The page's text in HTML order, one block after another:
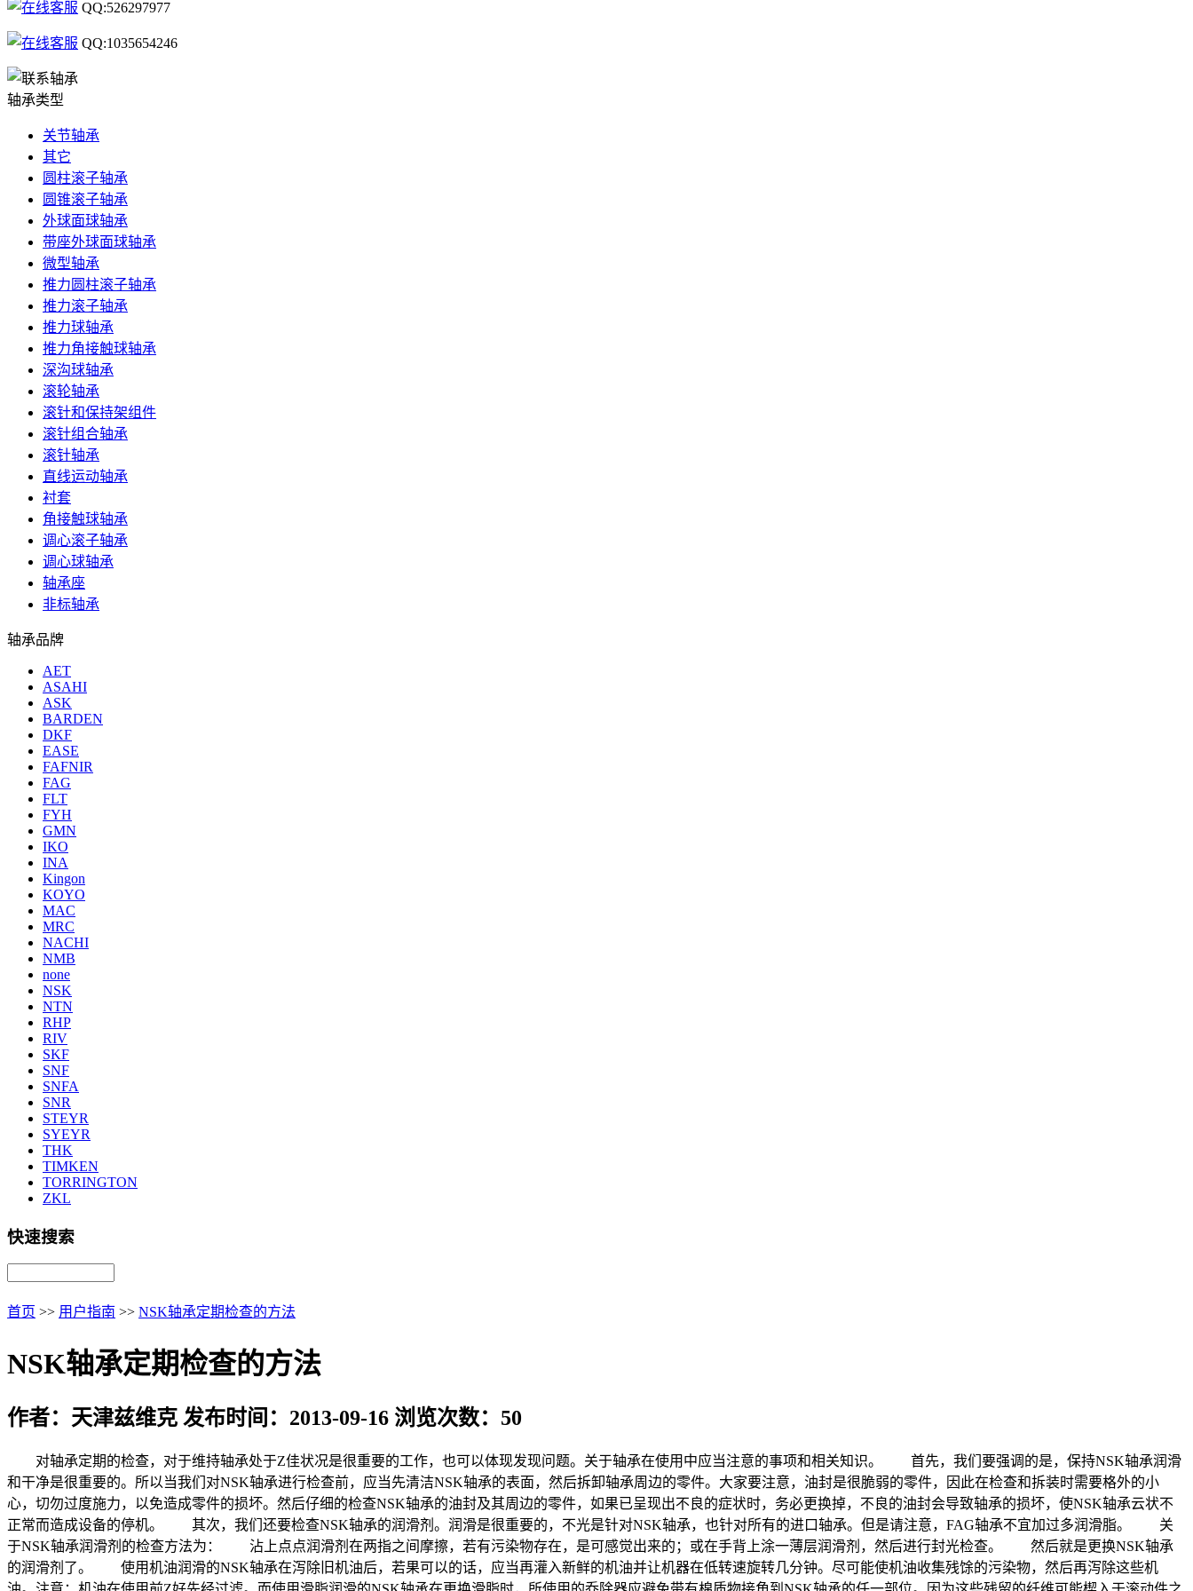
QQ:526297977
QQ:1035654246
轴承类型
关节轴承
其它
圆柱滚子轴承
圆锥滚子轴承
外球面球轴承
带座外球面球轴承
微型轴承
推力圆柱滚子轴承
推力滚子轴承
推力球轴承
推力角接触球轴承
深沟球轴承
滚轮轴承
滚针和保持架组件
滚针组合轴承
滚针轴承
直线运动轴承
衬套
角接触球轴承
调心滚子轴承
调心球轴承
轴承座
非标轴承
轴承品牌
AET
ASAHI
ASK
BARDEN
DKF
EASE
FAFNIR
FAG
FLT
FYH
GMN
IKO
INA
Kingon
KOYO
MAC
MRC
NACHI
NMB
none
NSK
NTN
RHP
RIV
SKF
SNF
SNFA
SNR
STEYR
SYEYR
THK
TIMKEN
TORRINGTON
ZKL
快速搜索
首页 >> 用户指南 >> NSK轴承定期检查的方法
NSK轴承定期检查的方法
作者：天津兹维克 发布时间：2013-09-16 浏览次数：50
对轴承定期的检查，对于维持轴承处于Z佳状况是很重要的工作，也可以体现发现问题。关于轴承在使用中应当注意的事项和相关知识。 首先，我们要强调的是，保持NSK轴承润滑
和干净是很重要的。所以当我们对NSK轴承进行检查前，应当先清洁NSK轴承的表面，然后拆卸轴承周边的零件。大家要注意，油封是很脆弱的零件，因此在检查和拆装时需要格外的小
心，切勿过度施力，以免造成零件的损坏。然后仔细的检查NSK轴承的油封及其周边的零件，如果已呈现出不良的症状时，务必更换掉，不良的油封会导致轴承的损坏，使NSK轴承云状不
正常而造成设备的停机。 其次，我们还要检查NSK轴承的润滑剂。润滑是很重要的，不光是针对NSK轴承，也针对所有的进口轴承。但是请注意，FAG轴承不宜加过多润滑脂。 关
于NSK轴承润滑剂的检查方法为： 沾上点点润滑剂在两指之间摩擦，若有污染物存在，是可感觉出来的；或在手背上涂一薄层润滑剂，然后进行封光检查。 然后就是更换NSK轴承
的润滑剂了。 使用机油润滑的NSK轴承在泻除旧机油后，若果可以的话，应当再灌入新鲜的机油并让机器在低转速旋转几分钟。尽可能使机油收集残馀的污染物，然后再泻除这些机